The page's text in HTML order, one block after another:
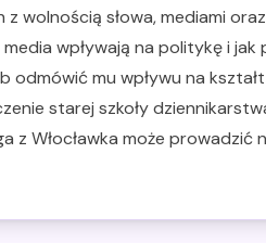
wolnością słowa, mediami
wpływają na politykę i
odmówić mu wpływu na
starej szkoły
Włocławka może prowadzić